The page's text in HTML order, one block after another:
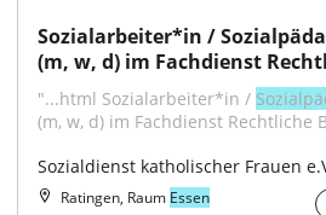
Sozialarbeiter*in /
(m, w, d) im Fachdienst
"...html Sozialarbeiter*in /
(m, w, d) im Fachdienst Rechtliche
Sozialdienst katholischer Frauen
Ratingen, Raum Essen